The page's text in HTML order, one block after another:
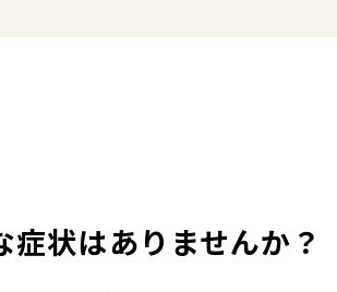
症状はありませんか？